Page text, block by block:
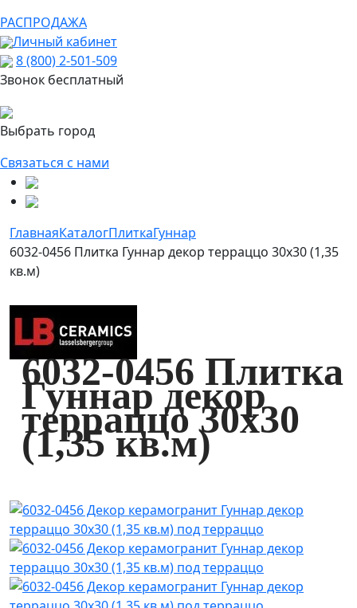
РАСПРОДАЖА
Личный кабинет
8 (800) 2-501-509
Звонок бесплатный
Выбрать город
Связаться с нами
ГлавнаяКаталогПлиткаГуннар
6032-0456 Плитка Гуннар декор терраццо 30х30 (1,35
кв.м)
6032-0456 Плитка
Гуннар декор
терраццо 30х30
(1,35 кв.м)